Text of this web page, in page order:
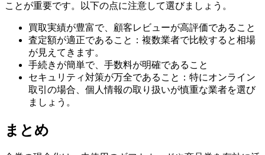
ことが重要です。以下の点に注意して選びましょう。
買取実績が豊富で、顧客レビューが高評価であること
査定額が適正であること：複数業者で比較すると相場
が見えてきます。
手続きが簡単で、手数料が明確であること
セキュリティ対策が万全であること：特にオンライン
取引の場合、個人情報の取り扱いが慎重な業者を選び
ましょう。
まとめ